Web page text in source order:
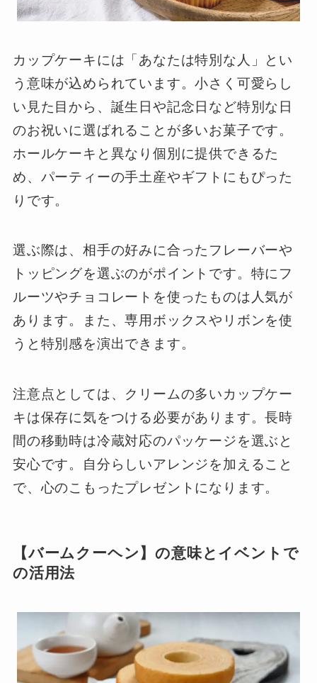
カップケーキには「あなたは特別な人」とい
う意味が込められています。小さく可愛らし
い見た目から、誕生日や記念日など特別な日
のお祝いに選ばれることが多いお菓子です。
ホールケーキと異なり個別に提供できるた
め、パーティーの手土産やギフトにもぴった
りです。
選ぶ際は、相手の好みに合ったフレーバーや
トッピングを選ぶのがポイントです。特にフ
ルーツやチョコレートを使ったものは人気が
あります。また、専用ボックスやリボンを使
うと特別感を演出できます。
注意点としては、クリームの多いカップケー
キは保存に気をつける必要があります。長時
間の移動時は冷蔵対応のパッケージを選ぶと
安心です。自分らしいアレンジを加えること
で、心のこもったプレゼントになります。
【バームクーヘン】の意味とイベントで
の活用法